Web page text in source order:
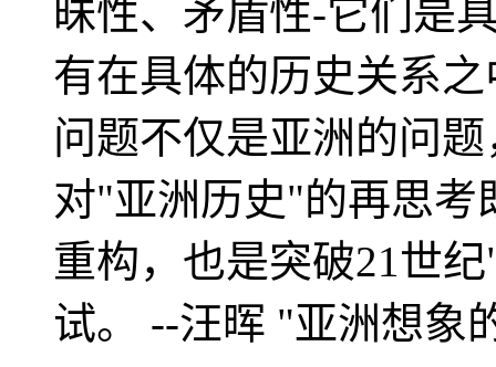
昧性、矛盾性-它们是
有在具体的历史关系
问题不仅是亚洲的问
对"亚洲历史"的再思考
重构，也是突破21世
试。 --汪晖 "亚洲想象